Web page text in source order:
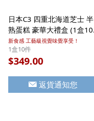
日本C3 四重北海道芝士 半
熟蛋糕 豪華大禮盒 (1盒10
件)【市集世界 - 日本市集】
新食感 工藝級視覺味覺享受！
1盒10件
$349.00
返貨通知您